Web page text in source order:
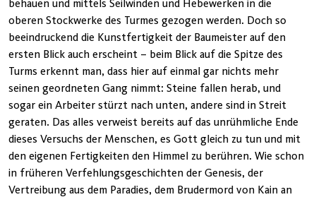
behauen und mittels Seilwinden und Hebewerken in die
oberen Stockwerke des Turmes gezogen werden. Doch so
beeindruckend die Kunstfertigkeit der Baumeister auf den
ersten Blick auch erscheint – beim Blick auf die Spitze des
Turms erkennt man, dass hier auf einmal gar nichts mehr
seinen geordneten Gang nimmt: Steine fallen herab, und
sogar ein Arbeiter stürzt nach unten, andere sind in Streit
geraten. Das alles verweist bereits auf das unrühmliche Ende
dieses Versuchs der Menschen, es Gott gleich zu tun und mit
den eigenen Fertigkeiten den Himmel zu berühren. Wie schon
in früheren Verfehlungsgeschichten der Genesis, der
Vertreibung aus dem Paradies, dem Brudermord von Kain an